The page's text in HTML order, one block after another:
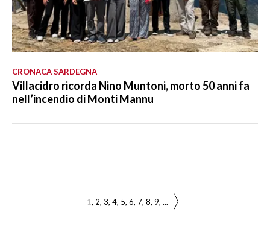
CRONACA SARDEGNA
Villacidro ricorda Nino Muntoni, morto 50 anni fa
nell’incendio di Monti Mannu
1 2 3 4 5 6 7 8 9 ...